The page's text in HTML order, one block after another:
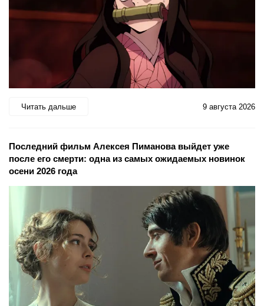
Читать дальше 9 августа 2026
Последний фильм Алексея Пиманова выйдет уже
после его смерти: одна из самых ожидаемых новинок
осени 2026 года